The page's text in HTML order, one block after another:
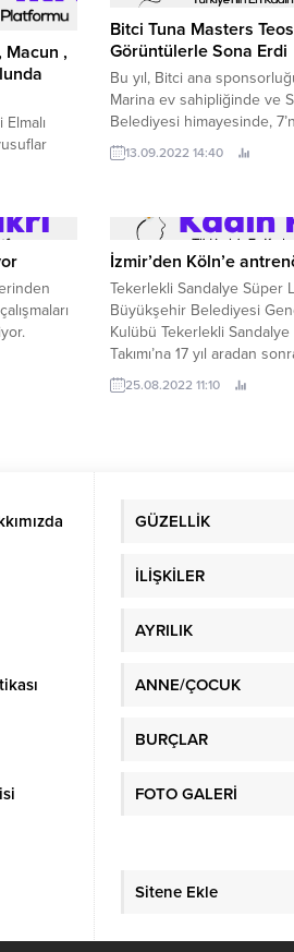
Macun ,
Bitci Tuna Masters
Görüntülerle Sona Erdi
Bu yıl, Bitci ana
Marina ev sahipliğinde ve
Belediyesi himayesinde,
düzenlenen Bitci Tuna
Balıkçılık Turnuvası, usta
13.09.2022 14:40
İzmir’den Köln’e
Tekerlekli Sandalye Süper
Büyükşehir Belediyesi
Kulübü Tekerlekli
Takımı’na 17 yıl aradan
kupası kazandıran Antrenör
Almanya’nın Köln 99’ers
25.08.2022 11:10
GÜZELLİK
İLİŞKİLER
AYRILIK
ANNE/ÇOCUK
BURÇLAR
FOTO GALERİ
Sitene Ekle